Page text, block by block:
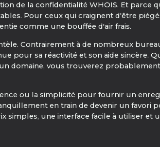
de la confidentialité WHOIS. Et parce
Pour ceux qui craignent d'être
comme une bouffée d'air frais.
Contrairement à de nombreux
pour sa réactivité et son aide sincère.
domaine, vous trouverez
ou la simplicité pour fournir un
en train de devenir un favori
une interface facile à utiliser et